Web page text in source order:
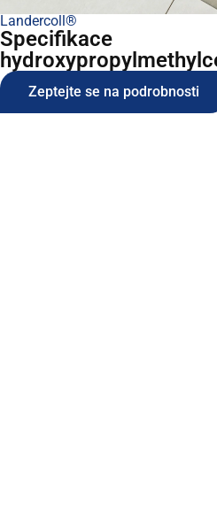
Landercoll®
Specifikace
Zeptejte se na podrobnosti